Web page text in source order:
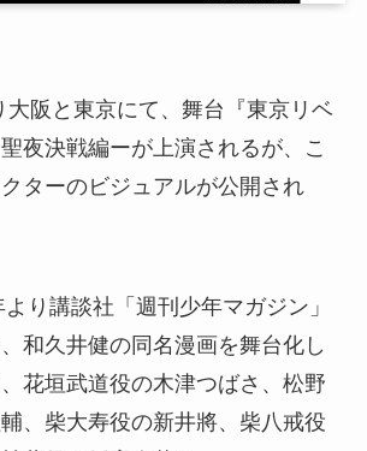
大阪と東京にて、舞台『東京リベ
夜決戦編ーが上演されるが、こ
ターのビジュアルが公開され
り講談社「週刊少年マガジン」
和久井健の同名漫画を舞台化し
花垣武道役の木津つばさ、松野
、柴大寿役の新井將、柴八戒役